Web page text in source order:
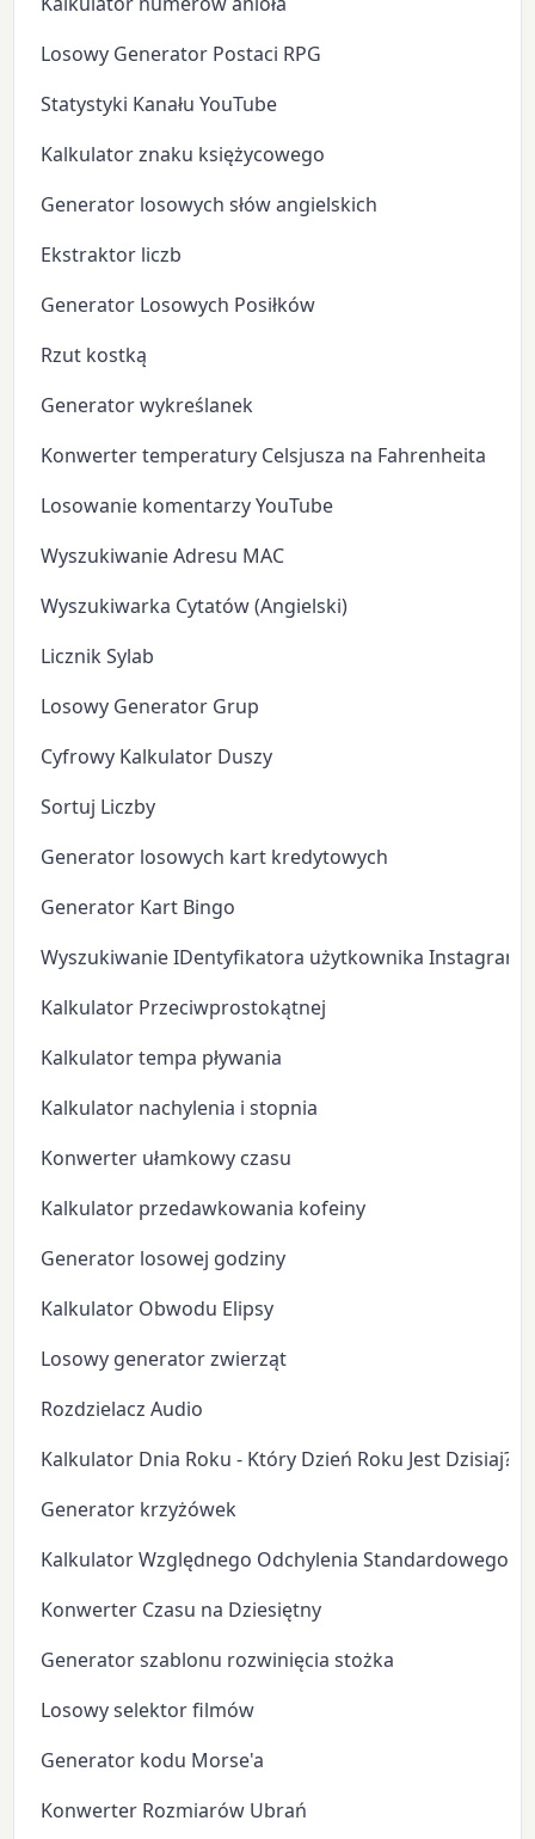
Losowy Generator Postaci RPG
Statystyki Kanału YouTube
Kalkulator znaku księżycowego
Generator losowych słów angielskich
Ekstraktor liczb
Generator Losowych Posiłków
Rzut kostką
Generator wykreślanek
Konwerter temperatury Celsjusza na Fahrenheita
Losowanie komentarzy YouTube
Wyszukiwanie Adresu MAC
Wyszukiwarka Cytatów (Angielski)
Licznik Sylab
Losowy Generator Grup
Cyfrowy Kalkulator Duszy
Sortuj Liczby
Generator losowych kart kredytowych
Generator Kart Bingo
Wyszukiwanie IDentyfikatora użytkownika Instagram
Kalkulator Przeciwprostokątnej
Kalkulator tempa pływania
Kalkulator nachylenia i stopnia
Konwerter ułamkowy czasu
Kalkulator przedawkowania kofeiny
Generator losowej godziny
Kalkulator Obwodu Elipsy
Losowy generator zwierząt
Rozdzielacz Audio
Kalkulator Dnia Roku - Który Dzień Roku Jest Dzisiaj?
Generator krzyżówek
Kalkulator Względnego Odchylenia Standardowego
Konwerter Czasu na Dziesiętny
Generator szablonu rozwinięcia stożka
Losowy selektor filmów
Generator kodu Morse'a
Konwerter Rozmiarów Ubrań